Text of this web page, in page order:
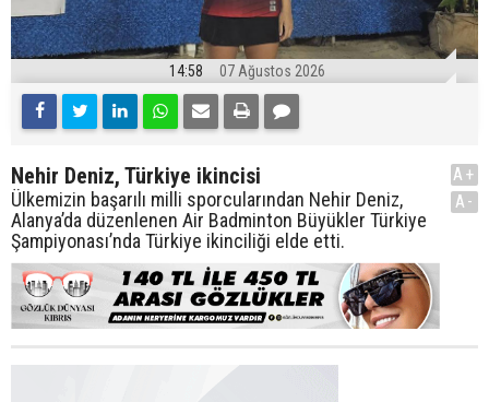
14:58 07 Ağustos 2026
Nehir Deniz, Türkiye ikincisi
Ülkemizin başarılı milli sporcularından Nehir Deniz,
Alanya’da düzenlenen Air Badminton Büyükler Türkiye
Şampiyonası’nda Türkiye ikinciliği elde etti.
A+
A-